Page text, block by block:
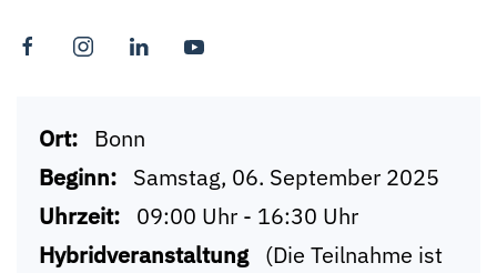
Ort: Bonn
Beginn: Samstag, 06. September 2025
Uhrzeit: 09:00 Uhr - 16:30 Uhr
Hybridveranstaltung (Die Teilnahme ist